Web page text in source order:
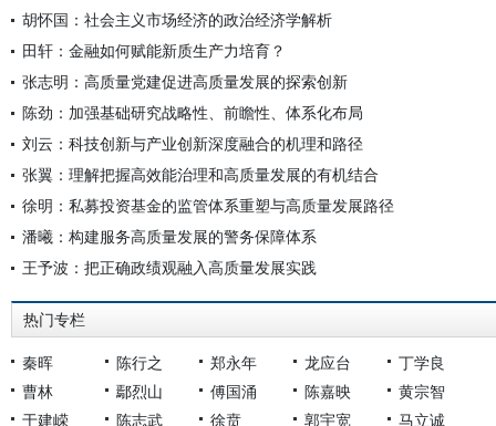
胡怀国：社会主义市场经济的政治经济学解析
田轩：金融如何赋能新质生产力培育？
张志明：高质量党建促进高质量发展的探索创新
陈劲：加强基础研究战略性、前瞻性、体系化布局
刘云：科技创新与产业创新深度融合的机理和路径
张翼：理解把握高效能治理和高质量发展的有机结合
徐明：私募投资基金的监管体系重塑与高质量发展路径
潘曦：构建服务高质量发展的警务保障体系
王予波：把正确政绩观融入高质量发展实践
热门专栏
秦晖 陈行之 郑永年 龙应台
丁学良
曹林
鄢烈山 傅国涌 陈嘉映
黄宗智
于建嵘
陈志武 徐贲 郭宇宽 马立诚